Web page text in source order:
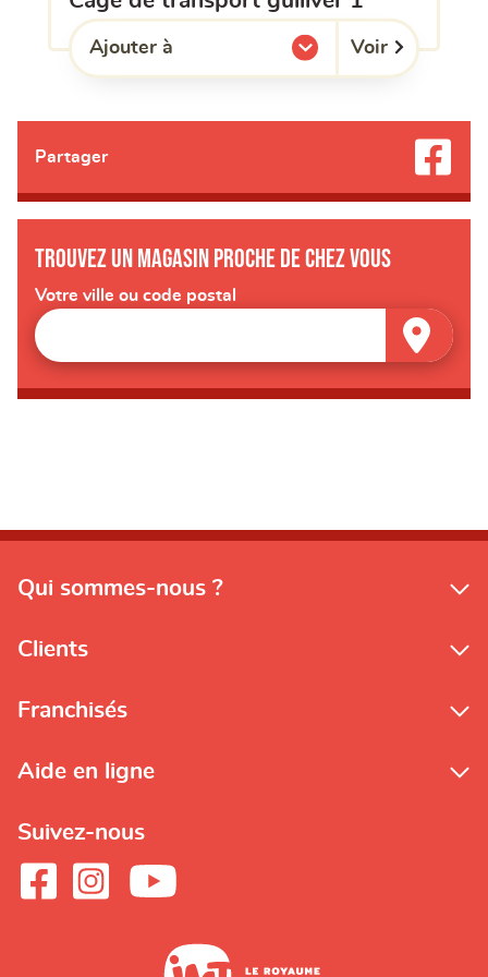
Ajouter à
l'une de mes listes. Voir
Partager
Trouvez un magasin proche de chez vous
Votre ville ou code postal
Qui sommes-nous ?
Clients
Franchisés
Aide en ligne
Suivez-nous